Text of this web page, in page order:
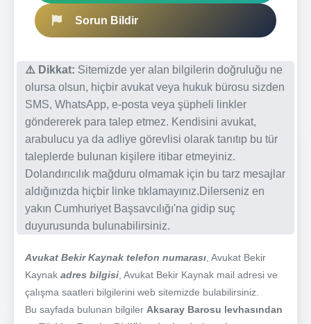
Sorun Bildir
⚠️ Dikkat: Sitemizde yer alan bilgilerin doğruluğu ne
olursa olsun, hiçbir avukat veya hukuk bürosu sizden
SMS, WhatsApp, e-posta veya şüpheli linkler
göndererek para talep etmez. Kendisini avukat,
arabulucu ya da adliye görevlisi olarak tanıtıp bu tür
taleplerde bulunan kişilere itibar etmeyiniz.
Dolandırıcılık mağduru olmamak için bu tarz mesajlar
aldığınızda hiçbir linke tıklamayınız.Dilerseniz en
yakın Cumhuriyet Başsavcılığı'na gidip suç
duyurusunda bulunabilirsiniz.
Avukat Bekir Kaynak telefon numarası , Avukat Bekir
Kaynak adres bilgisi , Avukat Bekir Kaynak mail adresi ve
çalışma saatleri bilgilerini web sitemizde bulabilirsiniz.
Bu sayfada bulunan bilgiler Aksaray Barosu levhasından